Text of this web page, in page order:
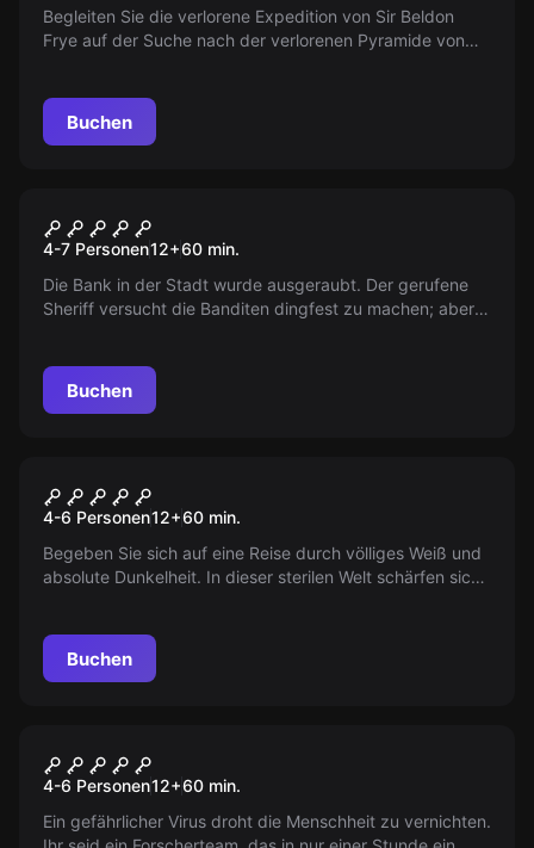
Begleiten Sie die verlorene Expedition von Sir Beldon
Frye auf der Suche nach der verlorenen Pyramide von
Buchen
Der Saloon
4-7 Personen12+60 min.
Die Bank in der Stadt wurde ausgeraubt. Der gerufene
Sheriff versucht die Banditen dingfest zu machen; aber
Buchen
Welt der Schatten
4-6 Personen12+60 min.
Begeben Sie sich auf eine Reise durch völliges Weiß und
absolute Dunkelheit. In dieser sterilen Welt schärfen sich
Buchen
Tödlicher Virus
4-6 Personen12+60 min.
Ein gefährlicher Virus droht die Menschheit zu vernichten.